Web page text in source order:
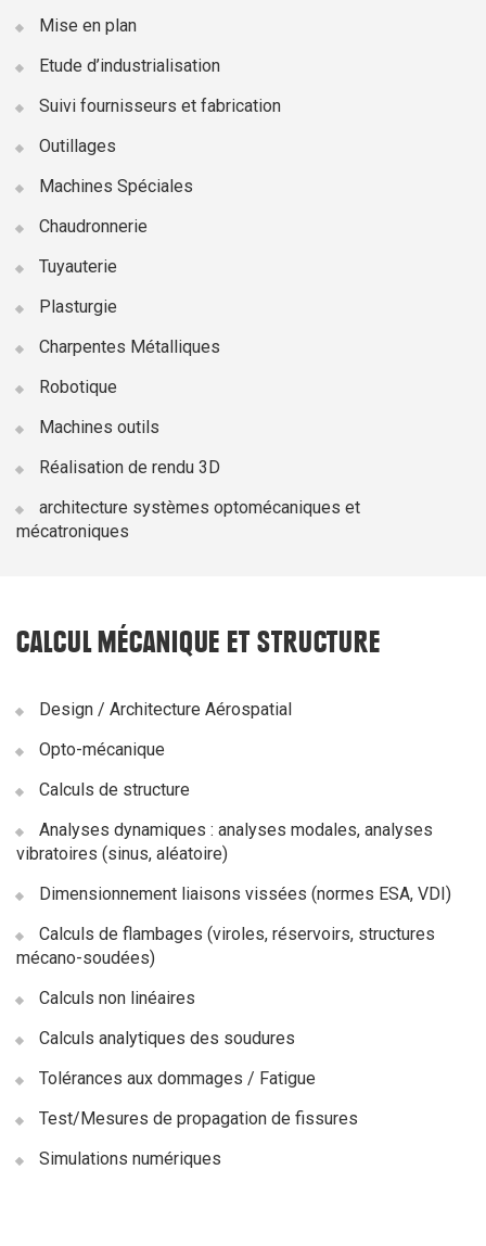
Mise en plan
Etude d’industrialisation
Suivi fournisseurs et fabrication
Outillages
Machines Spéciales
Chaudronnerie
Tuyauterie
Plasturgie
Charpentes Métalliques
Robotique
Machines outils
Réalisation de rendu 3D
architecture systèmes optomécaniques et
mécatroniques
CALCUL MÉCANIQUE ET STRUCTURE
Design / Architecture Aérospatial
Opto-mécanique
Calculs de structure
Analyses dynamiques : analyses modales, analyses
vibratoires (sinus, aléatoire)
Dimensionnement liaisons vissées (normes ESA, VDI)
Calculs de flambages (viroles, réservoirs, structures
mécano-soudées)
Calculs non linéaires
Calculs analytiques des soudures
Tolérances aux dommages / Fatigue
Test/Mesures de propagation de fissures
Simulations numériques